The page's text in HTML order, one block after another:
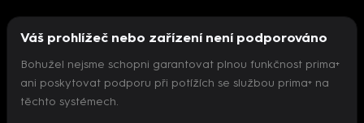
Nepodařilo se inicializovat přehrávač
Váš prohlížeč nebo zařízení není podporováno
Bohužel nejsme schopni garantovat plnou funkčnost prima+
ani poskytovat podporu při potížích se službou prima+ na
těchto systémech.